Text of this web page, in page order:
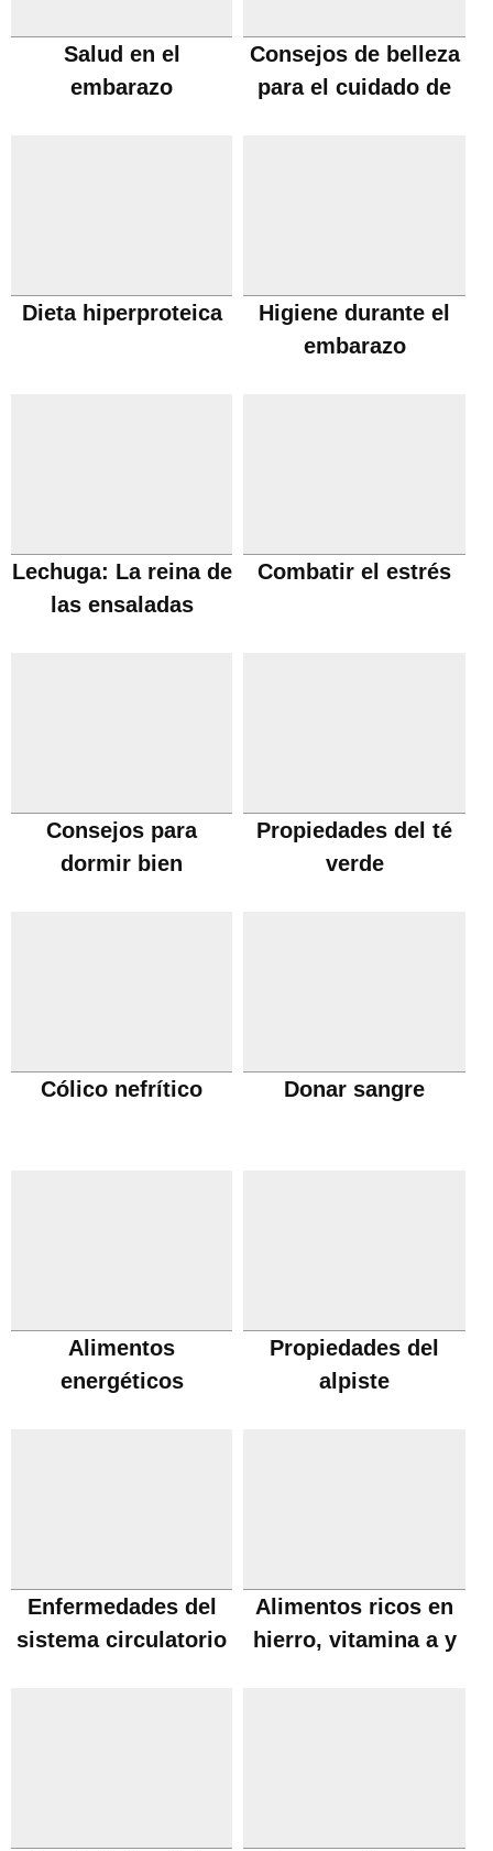
Salud en el
embarazo
Consejos de belleza
para el cuidado de
Dieta hiperproteica
Higiene durante el
embarazo
Lechuga: La reina de
las ensaladas
Combatir el estrés
Consejos para
dormir bien
Propiedades del té
verde
Cólico nefrítico Donar sangre
Alimentos
energéticos
Propiedades del
alpiste
Enfermedades del
sistema circulatorio
Alimentos ricos en
hierro, vitamina a y